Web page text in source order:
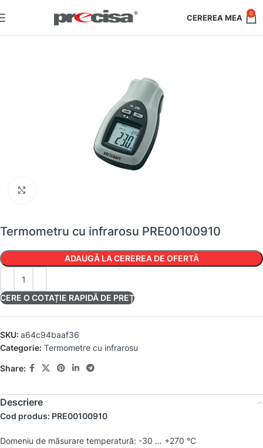
0
Termometru cu infrarosu PRE00100910
ADAUGĂ LA CEREREA DE OFERTĂ
CERE O COTAȚIE RAPIDĂ DE PREȚ
SKU: a64c94baaf36
Categorie: Termometre cu infrarosu
Share:
Descriere
Cod produs: PRE00100910
Domeniu de măsurare temperatură: -30 … +270 °C